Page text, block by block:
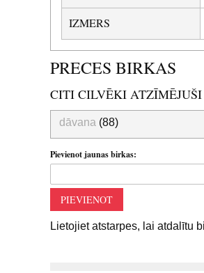
IZMERS
PRECES BIRKAS
CITI CILVĒKI
dāvana (88)
Pievienot jaunas birkas:
PIEVIENOT
Lietojiet atstarpes, lai atdalītu